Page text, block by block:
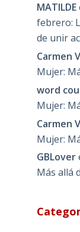
MATILDE
febrero:
de unir
Carmen
Mujer:
word
Mujer:
Carmen
Mujer:
GBLover
Más allá